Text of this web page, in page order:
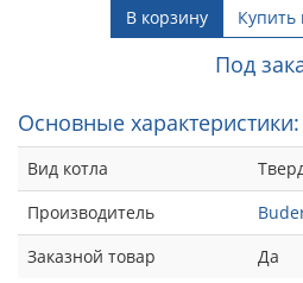
В корзину Купить
Под
Основные характеристики:
Вид котла
Производитель
Заказной товар
Да